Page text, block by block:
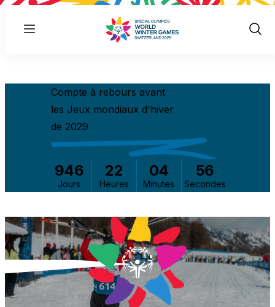
Menu
Show
Compte à rebours avant
les Jeux mondiaux d'hiver
de 2029
946
Jours
22
Heures
04
Minutes
56
Secondes